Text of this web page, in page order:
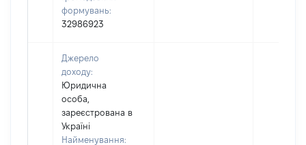
формувань:
32986923
Джерело
доходу:
Юридична
особа,
зареєстрована в
Україні
Найменування: